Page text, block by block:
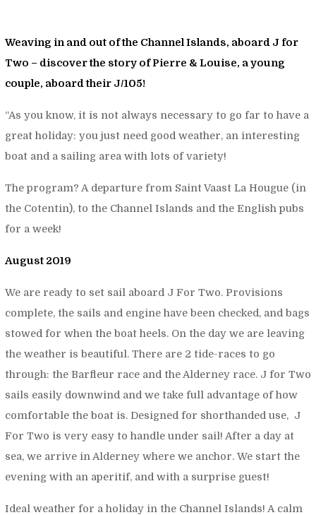
Weaving in and out of the Channel Islands, aboard J for
Two – discover the story of Pierre & Louise, a young
couple, aboard their J/105!
“As you know, it is not always necessary to go far to have a
great holiday: you just need good weather, an interesting
boat and a sailing area with lots of variety!
The program? A departure from Saint Vaast La Hougue (in
the Cotentin), to the Channel Islands and the English pubs
for a week!
August 2019
We are ready to set sail aboard J For Two. Provisions
complete, the sails and engine have been checked, and bags
stowed for when the boat heels. On the day we are leaving
the weather is beautiful. There are 2 tide-races to go
through: the Barfleur race and the Alderney race. J for Two
sails easily downwind and we take full advantage of how
comfortable the boat is. Designed for shorthanded use, J
For Two is very easy to handle under sail! After a day at
sea, we arrive in Alderney where we anchor. We start the
evening with an aperitif, and with a surprise guest!
Ideal weather for a holiday in the Channel Islands! A calm